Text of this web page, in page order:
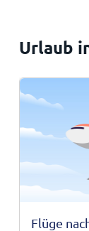
Urlaub
Flüge